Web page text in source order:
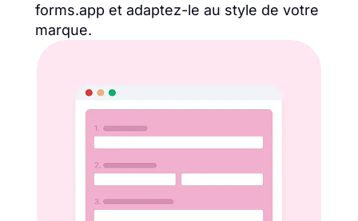
forms.app et adaptez-le au style de votre
marque.